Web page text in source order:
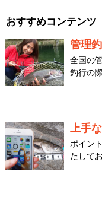
おすすめコンテンツ
管理
全国の
釣行の
上手
ポイン
たして